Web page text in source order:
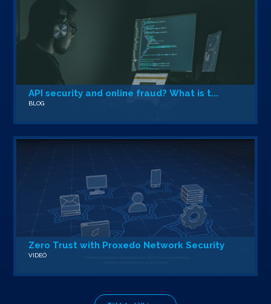
API security and online fraud? What is t...
BLOG
Zero Trust with Proxedo Network Security
VIDEÓ